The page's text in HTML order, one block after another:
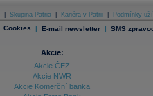
Skupina Patria Kariéra v Patrii Podmínky
Cookies | E-mail newsletter | SMS
Akcie:
Akcie ČEZ
Akcie NWR
Akcie Komerční banka